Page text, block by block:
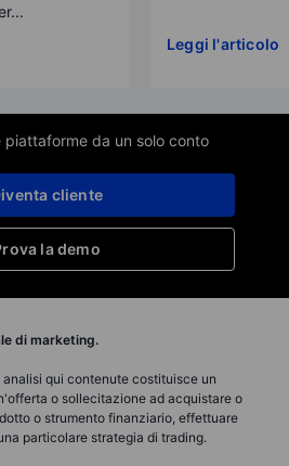
Leggi l'articolo
da un solo conto
la demo
cliente
di marketing.
qui contenute costituisce un
o sollecitazione ad acquistare o
o strumento finanziario, effettuare
particolare strategia di trading.